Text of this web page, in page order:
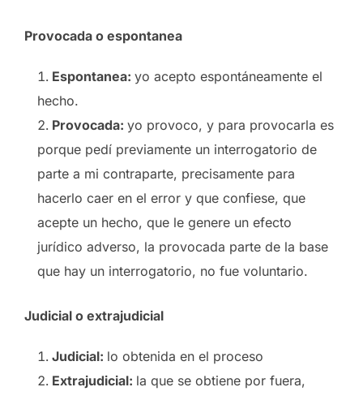
Provocada o espontanea
Espontanea: yo acepto espontáneamente el
hecho.
Provocada: yo provoco, y para provocarla es
porque pedí previamente un interrogatorio de
parte a mi contraparte, precisamente para
hacerlo caer en el error y que confiese, que
acepte un hecho, que le genere un efecto
jurídico adverso, la provocada parte de la base
que hay un interrogatorio, no fue voluntario.
Judicial o extrajudicial
Judicial: lo obtenida en el proceso
Extrajudicial: la que se obtiene por fuera,